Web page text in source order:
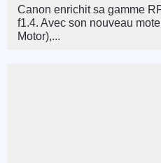
Canon enrichit sa gamme
f1.4. Avec son nouveau
Motor),...